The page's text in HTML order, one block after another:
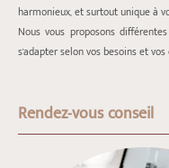
harmonieux, et surtout unique à
Nous vous proposons
s'adapter selon vos besoins et vos
Rendez-vous conseil